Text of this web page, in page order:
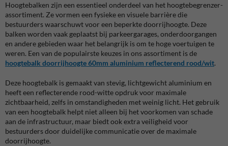
Hoogtebalken zijn een essentieel onderdeel van het hoogtebegrenzer-
assortiment. Ze vormen een fysieke en visuele barrière die
bestuurders waarschuwt voor een beperkte doorrijhoogte. Deze
balken worden vaak geplaatst bij parkeergarages, onderdoorgangen
en andere gebieden waar het belangrijk is om te hoge voertuigen te
weren. Een van de populairste keuzes in ons assortiment is de
hoogtebalk doorrijhoogte60mm aluminium reflecterend rood/wit.
Deze hoogtebalk is gemaakt van stevig, lichtgewicht aluminium en
heeft een reflecterende rood-witte opdruk voor maximale
zichtbaarheid, zelfs in omstandigheden met weinig licht. Het gebruik
van een hoogtebalk helpt niet alleen bij het voorkomen van schade
aan de infrastructuur, maar biedt ook extra veiligheid voor
bestuurders door duidelijke communicatie over de maximale
doorrijhoogte.